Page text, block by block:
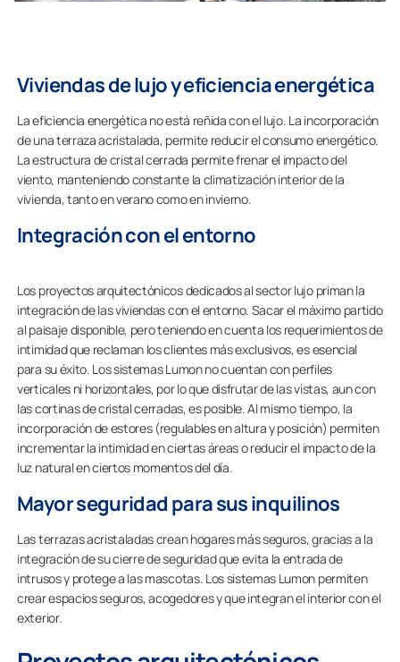
Viviendas de lujo y eficiencia energética
La eficiencia energética no está reñida con el lujo. La incorporación
de una terraza acristalada, permite reducir el consumo energético.
La estructura de cristal cerrada permite frenar el impacto del
viento, manteniendo constante la climatización interior de la
vivienda, tanto en verano como en invierno.
Integración con el entorno
Los proyectos arquitectónicos dedicados al sector lujo priman la
integración de las viviendas con el entorno. Sacar el máximo partido
al paisaje disponible, pero teniendo en cuenta los requerimientos de
intimidad que reclaman los clientes más exclusivos, es esencial
para su éxito. Los sistemas Lumon no cuentan con perfiles
verticales ni horizontales, por lo que disfrutar de las vistas, aun con
las cortinas de cristal cerradas, es posible. Al mismo tiempo, la
incorporación de estores (regulables en altura y posición) permiten
incrementar la intimidad en ciertas áreas o reducir el impacto de la
luz natural en ciertos momentos del día.
Mayor seguridad para sus inquilinos
Las terrazas acristaladas crean hogares más seguros, gracias a la
integración de su cierre de seguridad que evita la entrada de
intrusos y protege a las mascotas. Los sistemas Lumon permiten
crear espacios seguros, acogedores y que integran el interior con el
exterior.